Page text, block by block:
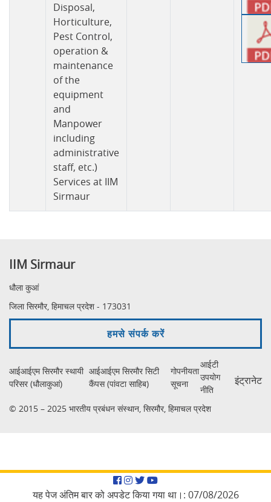
Disposal,
Horticulture,
Pest Control,
operation &
maintenance
of the
equipment
and
Manpower
including
administrative
staff, etc.)
Services at IIM
Sirmaur
IIM Sirmaur
धौला कुआं
जिला सिरमौर, हिमाचल प्रदेश - 173031
हमसे संपर्क करें
आईआईएम सिरमौर स्थायी
परिसर (धौलाकुआं)
आईआईएम सिरमौर सिटी
कैंपस (पांवटा साहिब)
गोपनीयता
सूचना
आईटी
उपयोग
नीति
इंट्रानेट
© 2015 – 2025 भारतीय प्रबंधन संस्थान, सिरमौर, हिमाचल प्रदेश
Facebook
Instagram
Twitter
YouTube
यह पेज अंतिम बार को अपडेट किया गया था।: 07/08/2026